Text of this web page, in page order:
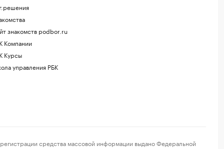
знакомств podbor.ru
Компании
Курсы
управления РБК
средства массовой информации выдано Федеральной